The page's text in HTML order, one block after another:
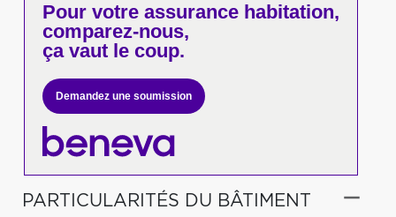
Pour votreassurance habitation,
comparez-nous,
ça vaut le coup.
Demandez une soumission
PARTICULARITÉS DU BÂTIMENT